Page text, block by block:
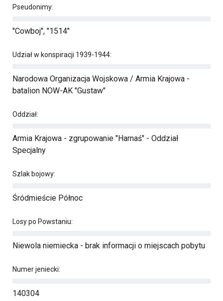
Pseudonimy:
"Cowboj", "1514"
Udział w konspiracji 1939-1944:
Narodowa Organizacja Wojskowa / Armia Krajowa -
batalion NOW-AK "Gustaw"
Oddział:
Armia Krajowa - zgrupowanie "Harnaś" - Oddział
Specjalny
Szlak bojowy:
Śródmieście Północ
Losy po Powstaniu:
Niewola niemiecka - brak informacji o miejscach pobytu
Numer jeniecki:
140304